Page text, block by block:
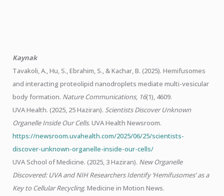
Kaynak
Tavakoli, A., Hu, S., Ebrahim, S., & Kachar, B. (2025). Hemifusomes
and interacting proteolipid nanodroplets mediate multi-vesicular
body formation. Nature Communications, 16(1), 4609.
UVA Health. (2025, 25 Haziran). Scientists Discover Unknown
Organelle Inside Our Cells. UVA Health Newsroom.
https://newsroom.uvahealth.com/2025/06/25/scientists-
discover-unknown-organelle-inside-our-cells/
UVA School of Medicine. (2025, 3 Haziran). New Organelle
Discovered: UVA and NIH Researchers Identify ‘Hemifusomes’ as a
Key to Cellular Recycling. Medicine in Motion News.